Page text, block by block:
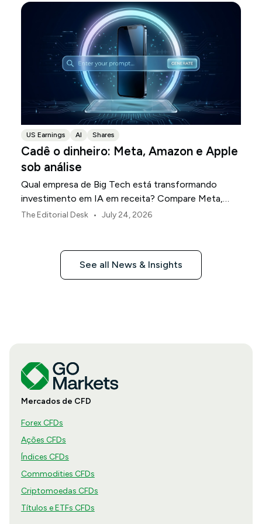
US Earnings AI Shares
Cadê o dinheiro: Meta, Amazon e Apple
sob análise
Qual empresa de Big Tech está transformando
investimento em IA em receita? Compare Meta,
Amazon e Apple nesta temporada de resultados.
The Editorial Desk • July 24, 2026
See all News & Insights
Mercados de CFD
Forex CFDs
Ações CFDs
Índices CFDs
Commodities CFDs
Criptomoedas CFDs
Títulos e ETFs CFDs